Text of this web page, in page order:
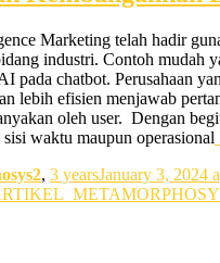
Marketing telah hadir
industri. Contoh mudah
pada chatbot. Perusahaan
lebih efisien menjawab
oleh user. Dengan
waktu maupun operasional
, 3 yearsJanuary 3, 2024